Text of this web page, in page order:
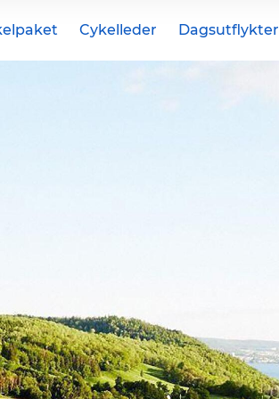
Cykelleder Dagsutflykter